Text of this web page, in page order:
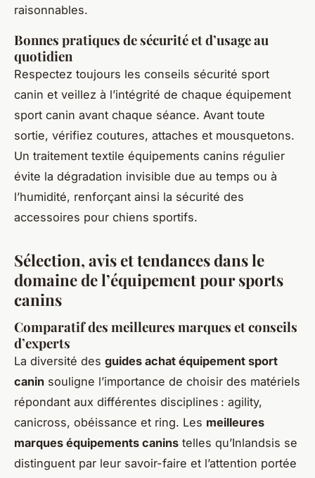
raisonnables.
Bonnes pratiques de sécurité et d’usage au
quotidien
Respectez toujours les conseils sécurité sport
canin et veillez à l’intégrité de chaque équipement
sport canin avant chaque séance. Avant toute
sortie, vérifiez coutures, attaches et mousquetons.
Un traitement textile équipements canins régulier
évite la dégradation invisible due au temps ou à
l’humidité, renforçant ainsi la sécurité des
accessoires pour chiens sportifs.
Sélection, avis et tendances dans le
domaine de l’équipement pour sports
canins
Comparatif des meilleures marques et conseils
d’experts
La diversité des guides achat équipement sport
canin souligne l’importance de choisir des matériels
répondant aux différentes disciplines : agility,
canicross, obéissance et ring. Les meilleures
marques équipements canins telles qu’Inlandsis se
distinguent par leur savoir-faire et l’attention portée